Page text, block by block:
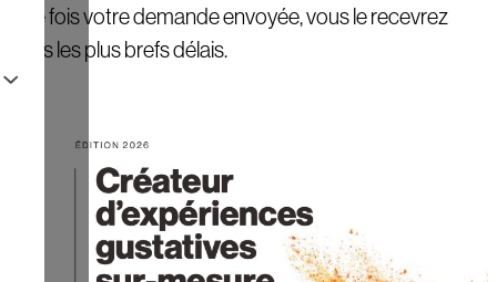
Une fois votre demande envoyée, vous le recevrez
dans les plus brefs délais.